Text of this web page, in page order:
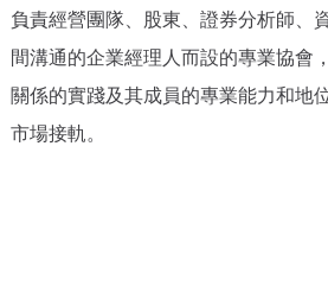
負責經營團隊、股東、證券分析師、
間溝通的企業經理人而設的專業協會
關係的實踐及其成員的專業能力和地
市場接軌。